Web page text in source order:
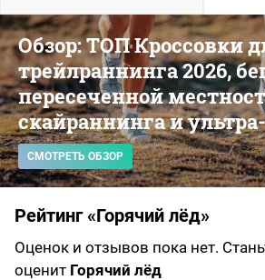
Обзор: ТОП Кроссовки
трейлраннинга 2026,
пересеченной
скайраннинга и
СМОТРЕТЬ ОБЗОР
Рейтинг «Горячий лёд»
Оценок и отзывов пока нет.
оценит Горячий лёд